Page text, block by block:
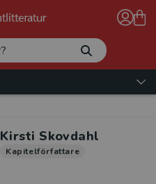
Kirsti Skovdahl
Kapitelförfattare